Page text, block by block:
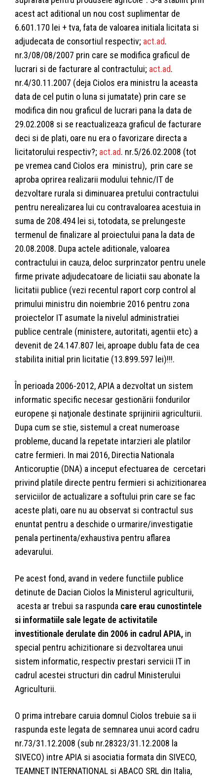
acest act aditional un nou cost suplimentar de
6.601.170 lei + tva, fata de valoarea initiala licitata si
adjudecata de consortiul respectiv; act.ad.
nr.3/08/08/2007 prin care se modifica graficul de
lucrari si de facturare al contractului; act.ad.
nr.4/30.11.2007 (deja Ciolos era ministru la aceasta
data de cel putin o luna si jumatate) prin care se
modifica din nou graficul de lucrari pana la data de
29.02.2008 si se reactualizeaza graficul de facturare
deci si de plati, oare nu era o favorizare directa a
licitatorului respectiv?; act.ad. nr.5/26.02.2008 (tot
pe vremea cand Ciolos era ministru), prin care se
aproba oprirea realizarii modului tehnic/IT de
dezvoltare rurala si diminuarea pretului contractului
pentru nerealizarea lui cu contravaloarea acestuia in
suma de 208.494 lei si, totodata, se prelungeste
termenul de finalizare al proiectului pana la data de
20.08.2008. Dupa actele aditionale, valoarea
contractului in cauza, deloc surprinzator pentru unele
firme private adjudecatoare de liciatii sau abonate la
licitatii publice (vezi recentul raport corp control al
primului ministru din noiembrie 2016 pentru zona
proiectelor IT asumate la nivelul administratiei
publice centrale (ministere, autoritati, agentii etc) a
devenit de 24.147.807 lei, aproape dublu fata de cea
stabilita initial prin licitatie (13.899.597 lei)!!!.
În perioada 2006-2012, APIA a dezvoltat un sistem
informatic specific necesar gestionării fondurilor
europene şi naţionale destinate sprijinirii agriculturii.
Dupa cum se stie, sistemul a creat numeroase
probleme, ducand la repetate intarzieri ale platilor
catre fermieri. In mai 2016, Directia Nationala
Anticoruptie (DNA) a inceput efectuarea de cercetari
privind platile directe pentru fermieri si achizitionarea
serviciilor de actualizare a softului prin care se fac
aceste plati, oare nu au observat si contractul sus
enuntat pentru a deschide o urmarire/investigatie
penala pertinenta/exhaustiva pentru aflarea
adevarului.
Pe acest fond, avand in vedere functiile publice
detinute de Dacian Ciolos la Ministerul agriculturii,
acesta ar trebui sa raspunda care erau cunostintele
si informatiile sale legate de activitatile
investitionale derulate din 2006 in cadrul APIA, in
special pentru achizitionare si dezvoltarea unui
sistem informatic, respectiv prestari servicii IT in
cadrul acestei structuri din cadrul Ministerului
Agriculturii.
O prima intrebare caruia domnul Ciolos trebuie sa ii
raspunda este legata de semnarea unui acord cadru
nr.73/31.12.2008 (sub nr.28323/31.12.2008 la
SIVECO) intre APIA si asociatia formata din SIVECO,
TEAMNET INTERNATIONAL si ABACO SRL din Italia,